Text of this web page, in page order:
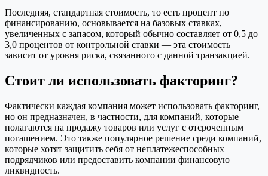
Последняя, стандартная стоимость, то есть процент по
финансированию, основывается на базовых ставках,
увеличенных с запасом, который обычно составляет от 0,5 до
3,0 процентов от контрольной ставки — эта стоимость
зависит от уровня риска, связанного с данной транзакцией.
Стоит ли использовать факторинг?
Фактически каждая компания может использовать факторинг,
но он предназначен, в частности, для компаний, которые
полагаются на продажу товаров или услуг с отсроченным
погашением. Это также популярное решение среди компаний,
которые хотят защитить себя от неплатежеспособных
подрядчиков или предоставить компании финансовую
ликвидность.